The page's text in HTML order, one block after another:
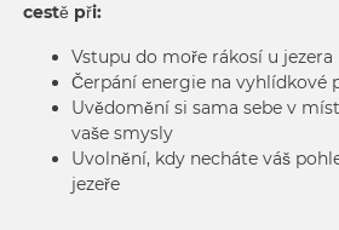
cestě při:
Vstupu do moře rákosí u jezera
Čerpání energie na vyhlídkové
Uvědomění si sama sebe v
vaše smysly
Uvolnění, kdy necháte váš
jezeře